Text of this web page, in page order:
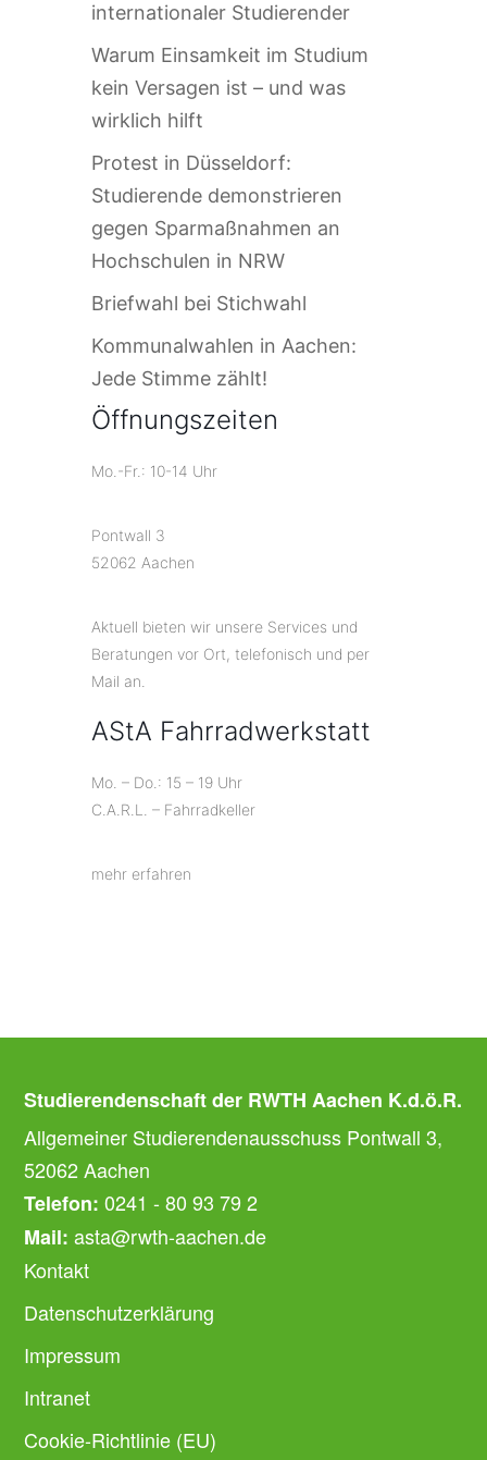
internationaler Studierender
Warum Einsamkeit im Studium
kein Versagen ist – und was
wirklich hilft
Protest in Düsseldorf:
Studierende demonstrieren
gegen Sparmaßnahmen an
Hochschulen in NRW
Briefwahl bei Stichwahl
Kommunalwahlen in Aachen:
Jede Stimme zählt!
Öffnungszeiten
Mo.-Fr.: 10-14 Uhr
Pontwall 3
52062 Aachen
Aktuell bieten wir unsere Services und
Beratungen vor Ort, telefonisch und per
Mail an.
AStA Fahrradwerkstatt
Mo. – Do.: 15 – 19 Uhr
C.A.R.L. – Fahrradkeller
mehr erfahren
Studierendenschaft der RWTH Aachen K.d.ö.R.
Allgemeiner Studierendenausschuss Pontwall 3,
52062 Aachen
Telefon: 0241 - 80 93 79 2
Mail: asta@rwth-aachen.de
Kontakt
Datenschutzerklärung
Impressum
Intranet
Cookie-Richtlinie (EU)